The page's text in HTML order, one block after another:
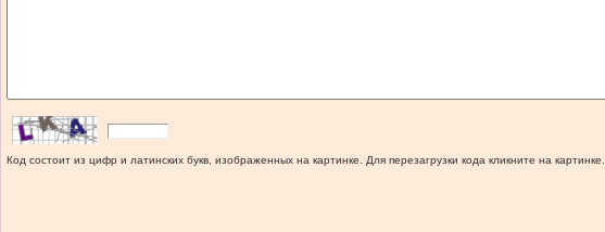
Код состоит из цифр и латинских букв, изображенных на картинке. Для перезагрузки кода кликните на картинке.